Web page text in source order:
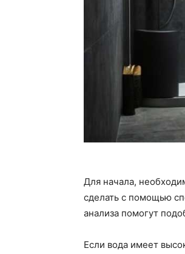
Для начала,
сделать с помощью
анализа помогут
Если вода имеет